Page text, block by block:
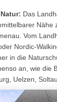
Das
Nähe
Vom
Nordic-
in die
an, wie die
Uelzen,